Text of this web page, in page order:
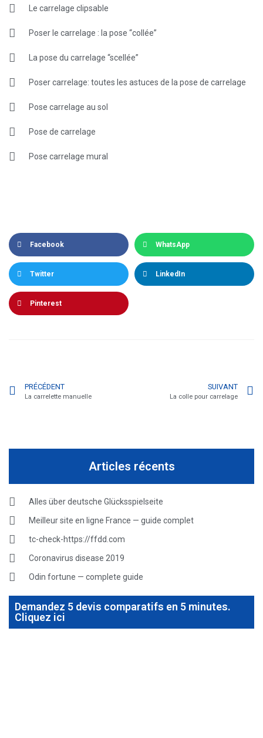
Le carrelage clipsable
Poser le carrelage : la pose “collée”
La pose du carrelage “scellée”
Poser carrelage: toutes les astuces de la pose de carrelage
Pose carrelage au sol
Pose de carrelage
Pose carrelage mural
Facebook WhatsApp
Twitter LinkedIn
Pinterest
PRÉCÉDENT
La carrelette manuelle
SUIVANT
La colle pour carrelage
Articles récents
Alles über deutsche Glücksspielseite
Meilleur site en ligne France — guide complet
tc-check-https://ffdd.com
Coronavirus disease 2019
Odin fortune — complete guide
Demandez 5 devis comparatifs en 5 minutes.
Cliquez ici